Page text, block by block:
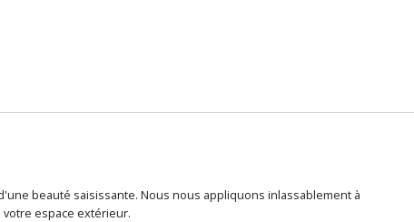
beauté saisissante. Nous nous appliquons inlassablement à
espace extérieur.